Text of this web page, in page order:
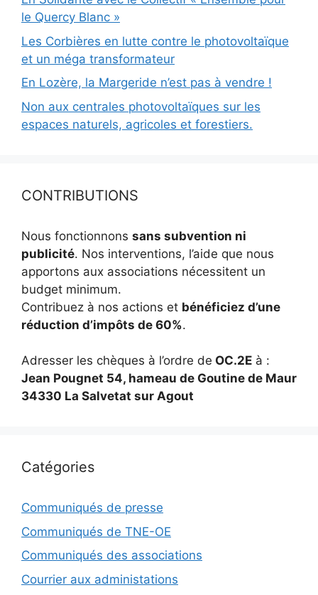
le Quercy Blanc »
Les Corbières en lutte contre le photovoltaïque
et un méga transformateur
En Lozère, la Margeride n’est pas à vendre !
Non aux centrales photovoltaïques sur les
espaces naturels, agricoles et forestiers.
CONTRIBUTIONS
Nous fonctionnons sans subvention ni
publicité. Nos interventions, l’aide que nous
apportons aux associations nécessitent un
budget minimum.
Contribuez à nos actions et bénéficiez d’une
réduction d’impôts de 60%.
Adresser les chèques à l’ordre de OC.2E à :
Jean Pougnet 54, hameau de Goutine de Maur
34330 La Salvetat sur Agout
Catégories
Communiqués de presse
Communiqués de TNE-OE
Communiqués des associations
Courrier aux administations